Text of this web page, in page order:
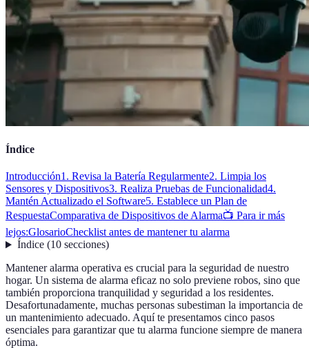
Índice
Introducción1. Revisa la Batería Regularmente2. Limpia los
Sensores y Dispositivos3. Realiza Pruebas de Funcionalidad4.
Mantén Actualizado el Software5. Establece un Plan de
RespuestaComparativa de Dispositivos de Alarma📺 Para ir más
lejos:GlosarioChecklist antes de mantener tu alarma
Índice(10 secciones)
Mantener alarma operativa es crucial para la seguridad de nuestro
hogar. Un sistema de alarma eficaz no solo previene robos, sino que
también proporciona tranquilidad y seguridad a los residentes.
Desafortunadamente, muchas personas subestiman la importancia de
un mantenimiento adecuado. Aquí te presentamos cinco pasos
esenciales para garantizar que tu alarma funcione siempre de manera
óptima.